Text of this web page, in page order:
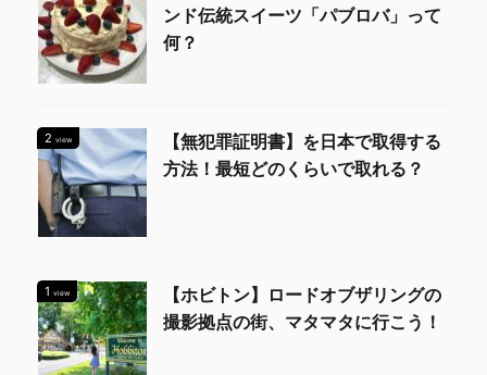
ンド伝統スイーツ「パブロバ」って
何？
2 view
【無犯罪証明書】を日本で取得する
方法！最短どのくらいで取れる？
1 view
【ホビトン】ロードオブザリングの
撮影拠点の街、マタマタに行こう！